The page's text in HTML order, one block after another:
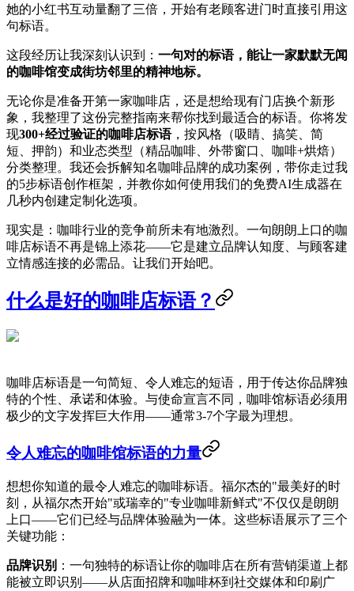
她的小红书互动量翻了三倍，开始有老顾客进门时直接引用这
句标语。
这段经历让我深刻认识到： 一句对的标语，能让一家默默无闻
的咖啡馆变成街坊邻里的精神地标。
无论你是准备开第一家咖啡店，还是想给现有门店换个新形
象，我整理了这份完整指南来帮你找到最适合的标语。你将发
现300+经过验证的咖啡店标语，按风格（吸睛、搞笑、简
短、押韵）和业态类型（精品咖啡、外带窗口、咖啡+烘焙）
分类整理。我还会拆解知名咖啡品牌的成功案例，带你走过我
的5步标语创作框架，并教你如何使用我们的免费AI生成器在
几秒内创建定制化选项。
现实是：咖啡行业的竞争前所未有地激烈。一句朗朗上口的咖
啡店标语不再是锦上添花——它是建立品牌认知度、与顾客建
立情感连接的必需品。让我们开始吧。
什么是好的咖啡店标语？
咖啡店标语是一句简短、令人难忘的短语，用于传达你品牌独
特的个性、承诺和体验。与使命宣言不同，咖啡馆标语必须用
极少的文字发挥巨大作用——通常3-7个字最为理想。
令人难忘的咖啡馆标语的力量
想想你知道的最令人难忘的咖啡标语。福尔杰的"最美好的时
刻，从福尔杰开始"或瑞幸的"专业咖啡新鲜式"不仅仅是朗朗
上口——它们已经与品牌体验融为一体。这些标语展示了三个
关键功能：
品牌识别 ：一句独特的标语让你的咖啡店在所有营销渠道上都
能被立即识别——从店面招牌和咖啡杯到社交媒体和印刷广